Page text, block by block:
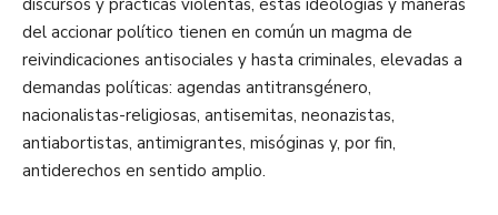
discursos y prácticas violentas, estas ideologías y maneras
del accionar político tienen en común un magma de
reivindicaciones antisociales y hasta criminales, elevadas a
demandas políticas: agendas antitransgénero,
nacionalistas-religiosas, antisemitas, neonazistas,
antiabortistas, antimigrantes, misóginas y, por fin,
antiderechos en sentido amplio.